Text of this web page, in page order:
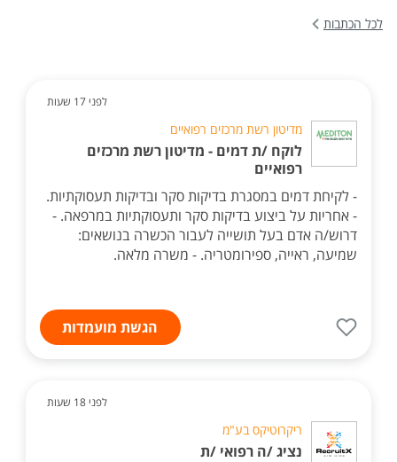
לכל הכתבות
לפני 17 שעות
מדיטון רשת מרכזים רפואיים
לוקח /ת דמים - מדיטון רשת מרכזים
רפואיים
- לקיחת דמים במסגרת בדיקות סקר ובדיקות תעסוקתיות.
- אחריות על ביצוע בדיקות סקר ותעסוקתיות במרפאה. -
דרוש/ה אדם בעל תושייה לעבור הכשרה בנושאים:
שמיעה, ראייה, ספירומטריה. - משרה מלאה.
הגשת מועמדות
לפני 18 שעות
ריקרוטיקס בע"מ
נציג /ה רפואי /ת